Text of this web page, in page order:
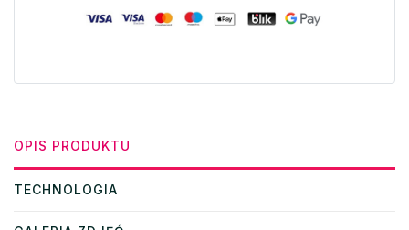
OPIS PRODUKTU
TECHNOLOGIA